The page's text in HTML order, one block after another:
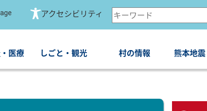
アクセシビリティ
検
索
ー
ー
医療 しごと・観光 村の情報 熊本地震